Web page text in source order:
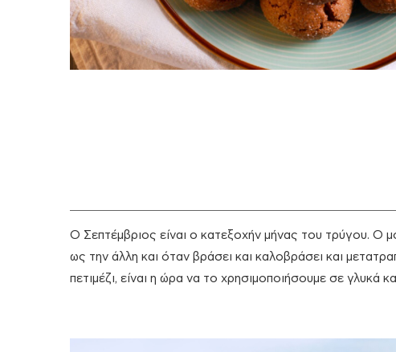
Ο Σεπτέμβριος είναι ο κατεξοχήν μήνας του τρύγου. Ο
ως την άλλη και όταν βράσει και καλοβράσει και
πετιμέζι, είναι η ώρα να το χρησιμοποιήσουμε σε γλυκά